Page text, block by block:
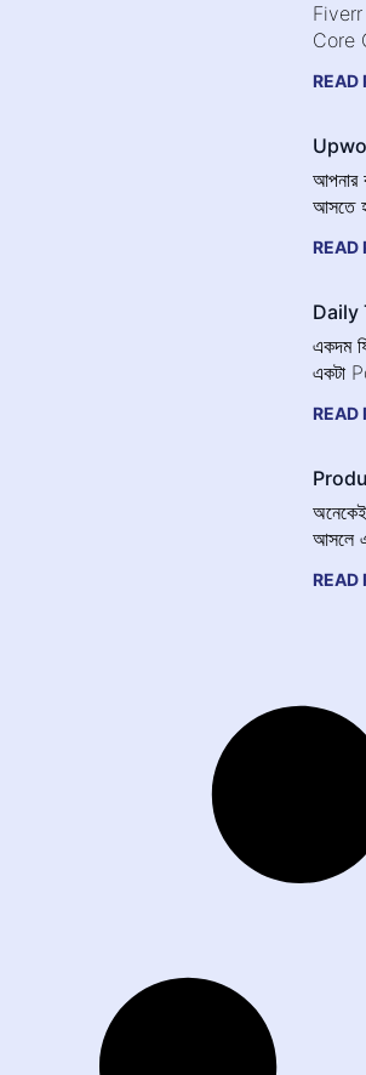
Fiverr
Core
READ
আপনার
আসতে
READ
Daily
একদম
একটা
READ
আসলে
READ